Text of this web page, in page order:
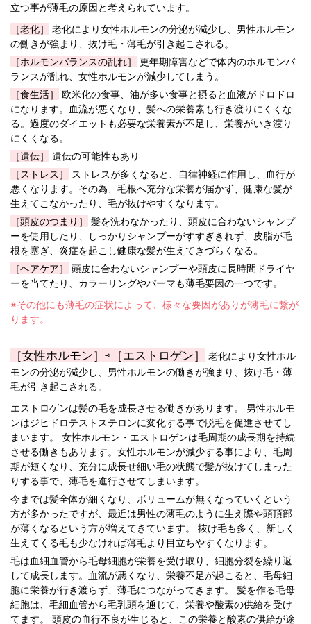
立つ事が薄毛の原因と考えられています。
［老化］
老化により女性ホルモンの分泌が減少し、男性ホルモン
の働きが強まり、抜け毛・薄毛が引き起こされる。
［ホルモンバランスの乱れ］
更年期障害などで体内のホルモンバ
ランスが乱れ、女性ホルモンが減少してしまう。
［食生活］
欧米化の食事、油が多い食事と摂ると血液がドロドロ
になります。血流が悪くなり、髪への栄養素も行き渡りにくくな
る。過度のダイエットも必要な栄養素が不足し、栄養がいき渡り
にくくなる。
［遺伝］
遺伝の可能性もあり
［ストレス］
ストレスが多くなると、自律神経に作用し、血行が
悪くなります。その為、毛根へ充分な栄養が届かず、健康な髪が
生えてこなかったり、毛が抜けやすくなります。
［頭皮のつまり］
髪を洗わなかったり、頭皮に合わないシャンプ
ーを使用したり、しっかりシャンプーがすすぎきれず、皮脂が毛
根を塞ぎ、炎症を起こし健康な髪が生えてきづらくなる。
［ヘアケア］
頭皮に合わないシャンプーや頭皮に長時間ドライヤ
ーを当てたり、カラーリングやパーマも薄毛要因の一つです。
※その他にも薄毛の症状によって、様々な要因がありが薄毛に繋が
ります。
［女性ホルモン］⇨［エストロゲン］
老化により女性ホル
モンの分泌が減少し、男性ホルモンの働きが強まり、抜け毛・薄
毛が引き起こされる。
エストロゲンは髪の毛を成長させる働きがあります。 男性ホルモ
ンはジヒドロテストステロンに変化する事で脱毛を促進させてし
まいます。 女性ホルモン・エストロゲンは毛周期の成長期を持続
させる働きもあります。女性ホルモンが減少する事により、毛周
期が短くなり、充分に成長せ細い毛の状態で髪が抜けてしまった
りする事で、薄毛を進行させてしまいます。
今までは髪全体が細くなり、ボリュームが無くなっていくという
方が多かったですが、最近は男性の薄毛のように生え際や頭頂部
が薄くなるという方が増えてきています。 抜け毛も多く、新しく
生えてくる毛も少なければ薄毛より目立ちやすくなります。
毛は血細血管から毛母細胞が栄養を受け取り、細胞分裂を繰り返
して成長します。血流が悪くなり、栄養不足が起こると、毛母細
胞に栄養が行き渡らず、薄毛につながってきます。 髪を作る毛母
細胞は、毛細血管から毛乳頭を通じて、栄養や酸素の供給を受け
てます。 頭皮の血行不良が生じると、この栄養と酸素の供給が途